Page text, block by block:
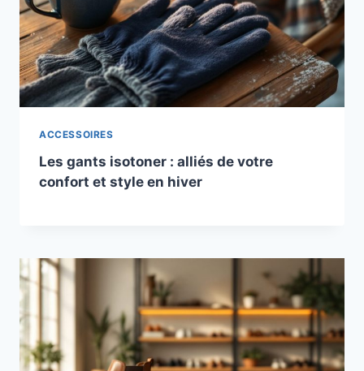
ACCESSOIRES
Les gants isotoner : alliés de votre
confort et style en hiver